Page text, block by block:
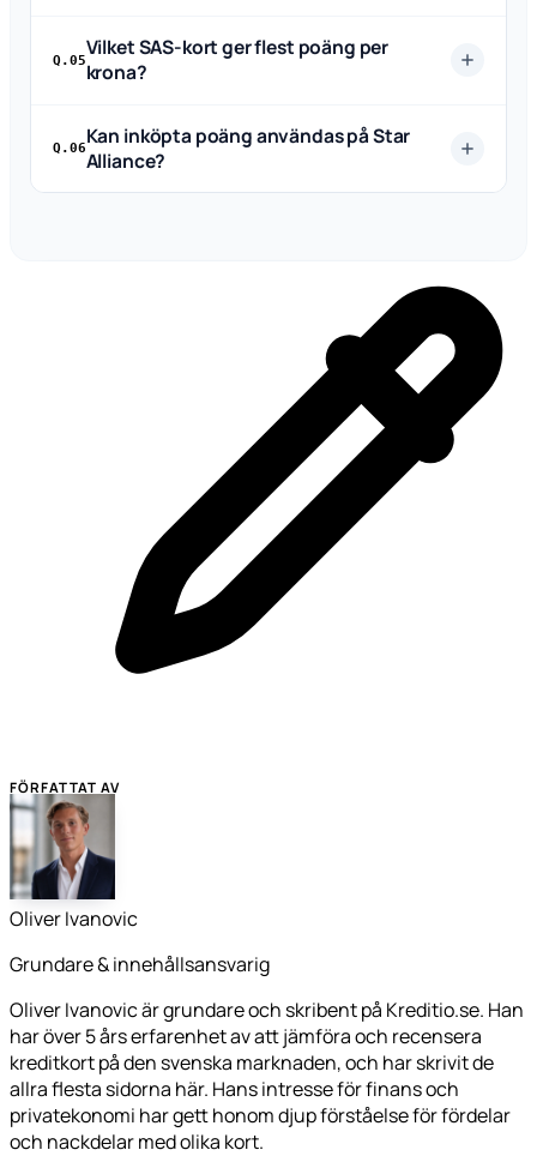
Q.05Vilket SAS-kort ger flest poäng per
krona?
Q.06Kan inköpta poäng användas på Star
Alliance?
FÖRFATTAT AV
Oliver Ivanovic
Grundare & innehållsansvarig
Oliver Ivanovic är grundare och skribent på Kreditio.se. Han
har över 5 års erfarenhet av att jämföra och recensera
kreditkort på den svenska marknaden, och har skrivit de
allra flesta sidorna här. Hans intresse för finans och
privatekonomi har gett honom djup förståelse för fördelar
och nackdelar med olika kort.